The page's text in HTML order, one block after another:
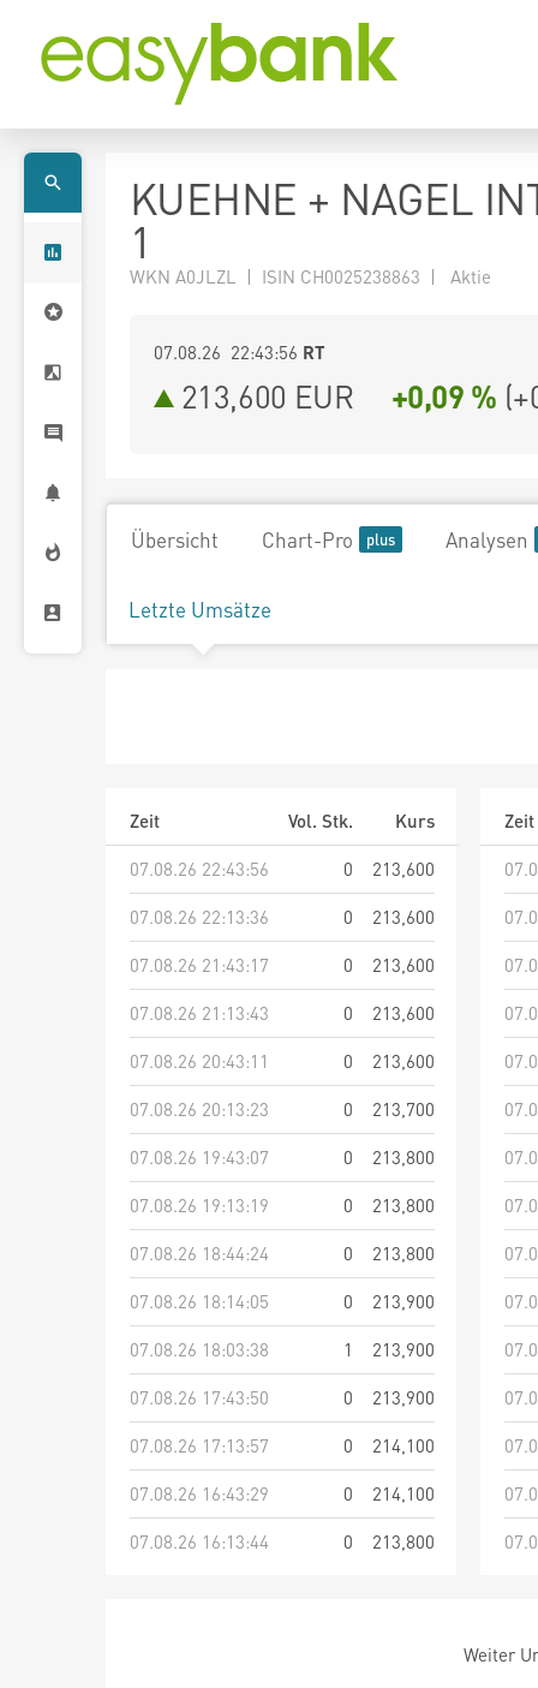
KUEHNE + NAGEL
1
WKN A0JLZL | ISIN CH0025238863 | Aktie
07.08.26 22:43:56 RT
213,600 EUR +0,09 % (
Übersicht Chart-Pro Analysen
Letzte Umsätze
Zeit Vol. Stk.
Kurs
07.08.26 22:43:56
0
213,600
07.08.26 22:13:36
0
213,600
07.08.26 21:43:17
0
213,600
07.08.26 21:13:43
0
213,600
07.08.26 20:43:11
0
213,600
07.08.26 20:13:23
0
213,700
07.08.26 19:43:07
0
213,800
07.08.26 19:13:19
0
213,800
07.08.26 18:44:24
0
213,800
07.08.26 18:14:05
0
213,900
07.08.26 18:03:38
1
213,900
07.08.26 17:43:50
0
213,900
07.08.26 17:13:57
0
214,100
07.08.26 16:43:29
0
214,100
07.08.26 16:13:44
0 213,800
Zeit
Weiter